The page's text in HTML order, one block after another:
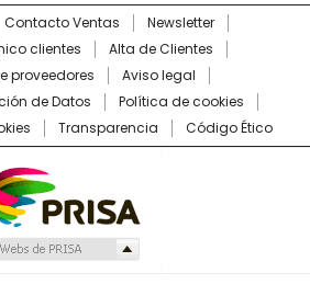
Contacto Ventas
Newsletter
clientes
Alta de Clientes
proveedores
Aviso legal
de Datos
Política de cookies
Transparencia Código Ético